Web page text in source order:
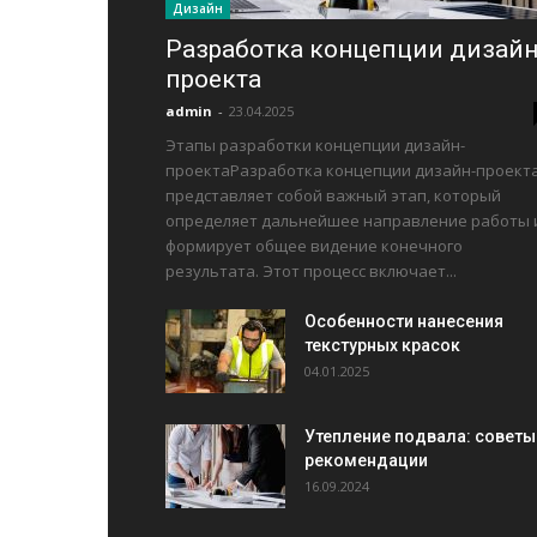
Дизайн
Разработка концепции
проекта
admin - 23.04.2025
Этапы разработки концепции дизайн-
проектаРазработка концепции дизайн-
представляет собой важный этап, который
определяет дальнейшее направление работы
формирует общее видение конечного
результата. Этот процесс включает...
Особенности нанесения
текстурных красок
04.01.2025
Утепление подвала: советы
рекомендации
16.09.2024